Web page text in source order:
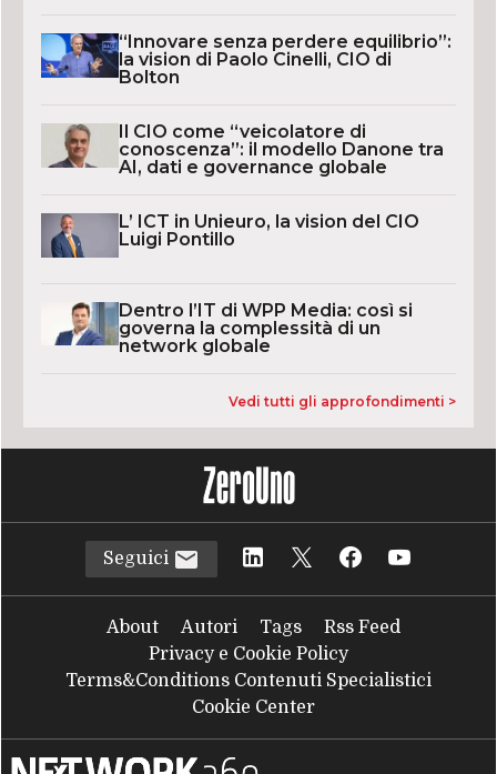
“Innovare senza perdere equilibrio”:
la vision di Paolo Cinelli, CIO di
Bolton
Il CIO come “veicolatore di
conoscenza”: il modello Danone tra
AI, dati e governance globale
L’ ICT in Unieuro, la vision del CIO
Luigi Pontillo
Dentro l’IT di WPP Media: così si
governa la complessità di un
network globale
Vedi tutti gli approfondimenti >
Seguici
About Autori Tags
Rss Feed
Privacy e Cookie Policy
Terms&Conditions Contenuti Specialistici
Cookie Center